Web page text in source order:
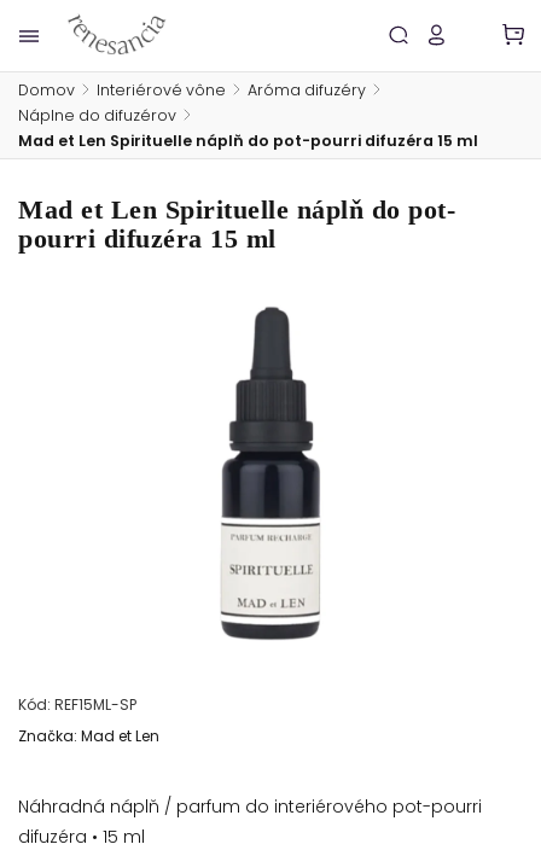
Domov / Interiérové vône / Aróma difuzéry /
Náplne do difuzérov /
Mad et Len Spirituelle náplň do pot-pourri difuzéra 15 ml
Mad et Len Spirituelle náplň do pot-
pourri difuzéra 15 ml
Kód: REF15ML-SP
Náhradná náplň / parfum do interiérového pot-pourri
difuzéra • 15 ml
Značka: Mad et Len